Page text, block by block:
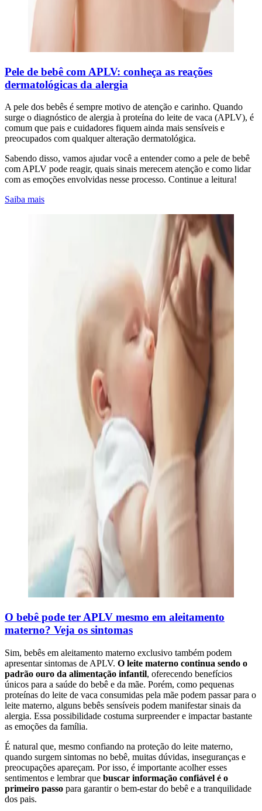
Pele de bebê com APLV: conheça as reações
dermatológicas da alergia
A pele dos bebês é sempre motivo de atenção e carinho. Quando
surge o diagnóstico de alergia à proteína do leite de vaca (APLV), é
comum que pais e cuidadores fiquem ainda mais sensíveis e
preocupados com qualquer alteração dermatológica.
Sabendo disso, vamos ajudar você a entender como a pele de bebê
com APLV pode reagir, quais sinais merecem atenção e como lidar
com as emoções envolvidas nesse processo. Continue a leitura!
Saiba mais
O bebê pode ter APLV mesmo em aleitamento
materno? Veja os sintomas
Sim, bebês em aleitamento materno exclusivo também podem
apresentar sintomas de APLV. O leite materno continua sendo o
padrão ouro da alimentação infantil, oferecendo benefícios
únicos para a saúde do bebê e da mãe. Porém, como pequenas
proteínas do leite de vaca consumidas pela mãe podem passar para o
leite materno, alguns bebês sensíveis podem manifestar sinais da
alergia. Essa possibilidade costuma surpreender e impactar bastante
as emoções da família.
É natural que, mesmo confiando na proteção do leite materno,
quando surgem sintomas no bebê, muitas dúvidas, inseguranças e
preocupações apareçam. Por isso, é importante acolher esses
sentimentos e lembrar que buscar informação confiável é o
primeiro passo para garantir o bem-estar do bebê e a tranquilidade
dos pais.